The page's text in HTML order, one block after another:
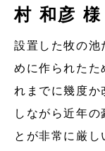
村 和彦 様
設置した牧の池
めに作られたた
れまでに幾度か
しながら近年の
とが非常に厳